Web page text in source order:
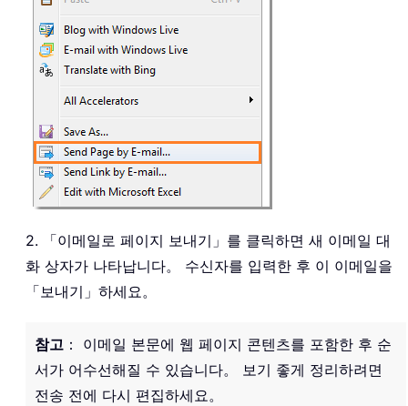
2. 「이메일로 페이지 보내기」를 클릭하면 새 이메일 대
화 상자가 나타납니다。 수신자를 입력한 후 이 이메일을
「보내기」하세요。
참고 ： 이메일 본문에 웹 페이지 콘텐츠를 포함한 후 순
서가 어수선해질 수 있습니다。 보기 좋게 정리하려면
전송 전에 다시 편집하세요。